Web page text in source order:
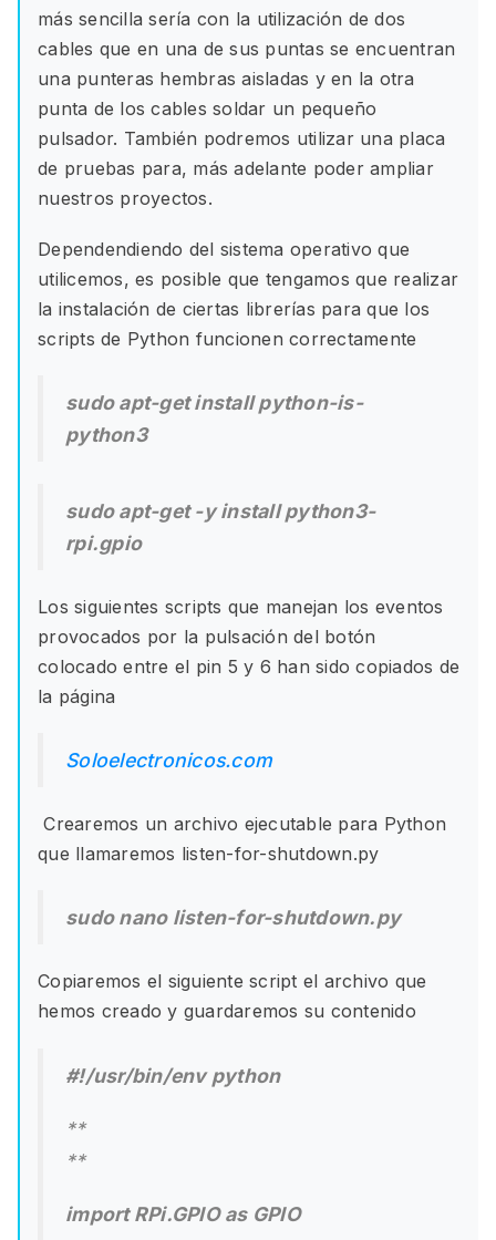
más sencilla sería con la utilización de dos
cables que en una de sus puntas se encuentran
una punteras hembras aisladas y en la otra
punta de los cables soldar un pequeño
pulsador. También podremos utilizar una placa
de pruebas para, más adelante poder ampliar
nuestros proyectos.
Dependendiendo del sistema operativo que
utilicemos, es posible que tengamos que realizar
la instalación de ciertas librerías para que los
scripts de Python funcionen correctamente
sudo apt-get install python-is-
python3
sudo apt-get -y install python3-
rpi.gpio
Los siguientes scripts que manejan los eventos
provocados por la pulsación del botón
colocado entre el pin 5 y 6 han sido copiados de
la página
Soloelectronicos.com
Crearemos un archivo ejecutable para Python
que llamaremos listen-for-shutdown.py
sudo nano listen-for-shutdown.py
Copiaremos el siguiente script el archivo que
hemos creado y guardaremos su contenido
#!/usr/bin/env python
**
**
import RPi.GPIO as GPIO